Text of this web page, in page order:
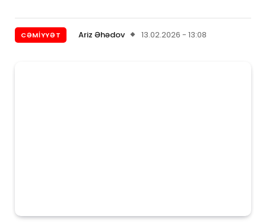
CƏMIYYƏT Ariz Əhədov 13.02.2026 - 13:08